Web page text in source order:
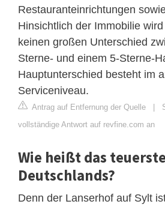
Restauranteinrichtungen
Hinsichtlich der Immobilie
keinen großen Unterschied
Sterne- und einem 5-Sterne-
Hauptunterschied besteht im
Serviceniveau.
Antrag auf Entfernung der Quelle |
vollständige Antwort auf revfine.com an
Wie heißt das
Deutschlands?
Denn der Lanserhof auf Sylt